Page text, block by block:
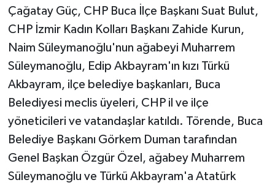
Çağatay Güç, CHP Buca İlçe Başkanı Suat Bulut,
CHP İzmir Kadın Kolları Başkanı Zahide Kurun,
Naim Süleymanoğlu'nun ağabeyi Muharrem
Süleymanoğlu, Edip Akbayram'ın kızı Türkü
Akbayram, ilçe belediye başkanları, Buca
Belediyesi meclis üyeleri, CHP il ve ilçe
yöneticileri ve vatandaşlar katıldı. Törende, Buca
Belediye Başkanı Görkem Duman tarafından
Genel Başkan Özgür Özel, ağabey Muharrem
Süleymanoğlu ve Türkü Akbayram'a Atatürk